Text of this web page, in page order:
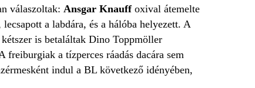
válaszoltak: Ansgar Knauff oxival átemelte
a labdára, és a hálóba helyezett. A
is betaláltak Dino Toppmöller
freiburgiak a tízperces ráadás dacára sem
indul a BL következő idényében,